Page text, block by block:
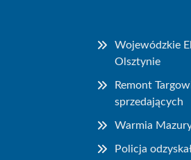
Wojewódzkie
Olsztynie
Remont
sprzedających
Warmia
Policja